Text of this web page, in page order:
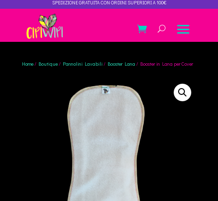
SPEDIZIONE GRATUITA CON ORDINI SUPERIORI A 100€
Home/ Boutique/ Pannolini Lavabili / Booster Lana / Booster in Lana per Cover